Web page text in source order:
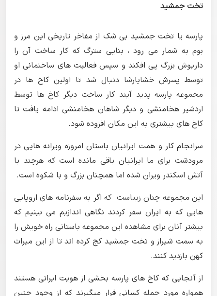
تخت جمشید
پارسه یا تخت جمشید بی شک از مفاخر تاریخی این مرز و
بوم به شمار می رود ، بنایی سترگ که کار ساخت آن را
داریوش بزرگ پی افکند و سپس فعالیت های ساختمانی او
توسط پسرش خشایارشا دنبال شد تا اولین کاخ ها در
مجموعه پارسه پدید آیند کار ساخت دیگر کاخ ها توسط
اردشیر هخامنشی و دیگر شاهان هخامنشی ادامه یافت تا
کاخ های بیشتری به این مکان افزوده شود.
سرانجام کار و همت ایرانیان باستان امروزه ویرانه هایی در
مرودشت برای ما ایرانیان باقی مانده است که هرچند با
آتش اسکندر ویران شده اما همچنان بزرگ و با شکوه است.
این مجموعه چنان زیباست که اگر به سفرنامه های اروپایی
هایی که به ایران سفر کردند نگاهی اندازیم می بینیم که
بیشتر آنان برای مشاهده این مجموعه باستانی راه خویش را
به سمت شیراز و تخت جمشید کج کرده اند تا از این میراث
کهن بازدید کنند.
از آنجایی که کاخ های پارسه بخشی از هویت ایرانی هستند
همواره مورد حمله کسانی قرار میگیرند که از وجود چنین